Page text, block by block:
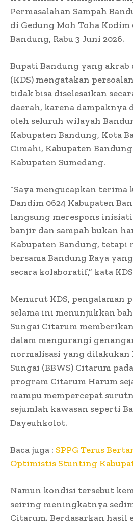
Permasalahan Sampah
di Gedung Moh Toha Kodim
Bandung, Rabu 3 Juni 2026.
Bupati Bandung yang akrab
(KDS) mengatakan
tidak bisa diselesaikan
daerah, karena dampaknya
oleh seluruh wilayah
Kabupaten Bandung, Kota
Cimahi, Kabupaten
Kabupaten Sumedang.
“Saya mengucapkan terima
Dandim 0624 Kabupaten
langsung merespons
banjir dan sampah bukan
Kabupaten Bandung, tetapi
bersama Bandung Raya
secara kolaboratif,” kata
Menurut KDS, pengalaman
selama ini menunjukkan
Sungai Citarum
dalam mengurangi
normalisasi yang dilakukan
Sungai (BBWS) Citarum
program Citarum Harum
mampu mempercepat
sejumlah kawasan seperti
Dayeuhkolot.
Baca juga : SPPG Terus
Optimistis Stunting
Namun kondisi tersebut
seiring meningkatnya
Citarum. Berdasarkan hasil